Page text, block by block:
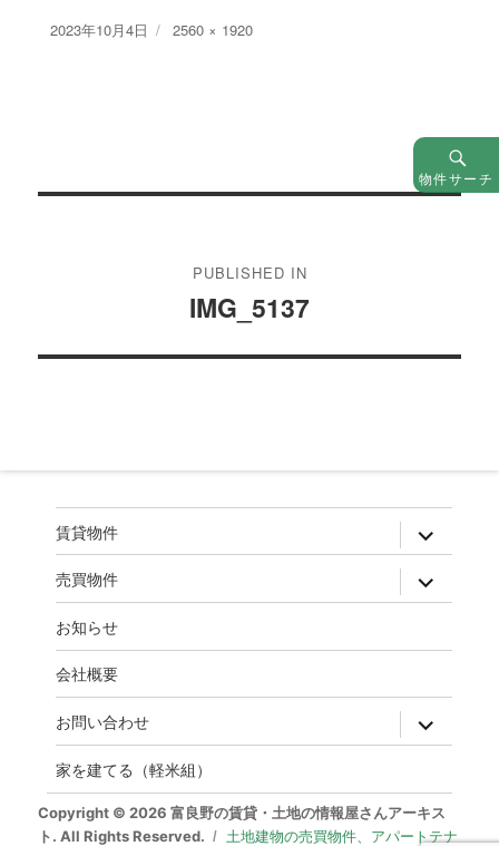
Posted
2023年10月4日
Full
2560 × 1920
ゲ
ン
PUBLISHED IN
IMG_5137
物件サーチ
賃貸物件 expand
child
menu
売買物件 expand
child
menu
お知らせ
会社概要
お問い合わせ expand
child
menu
家を建てる（軽米組）
Copyright © 2026 富良野の賃貸・土地の情報屋さんアーキス
ト. All Rights Reserved.
土地建物の売買物件、アパートテナ